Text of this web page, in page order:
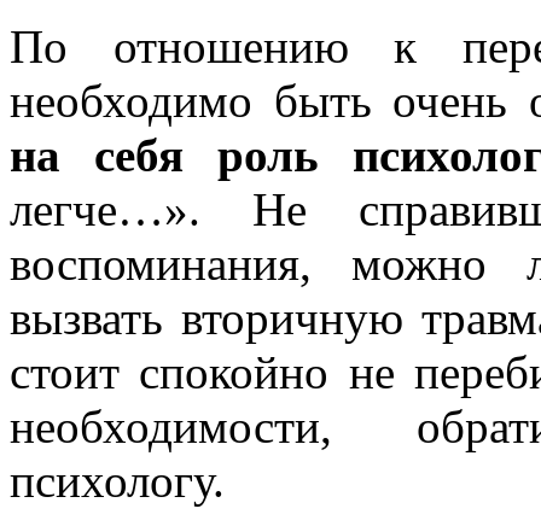
По отношению к
необходимо быть
на себя роль
легче…». Не
воспоминания, можно
вызвать вторичную
стоит спокойно не
необходимости,
психологу.